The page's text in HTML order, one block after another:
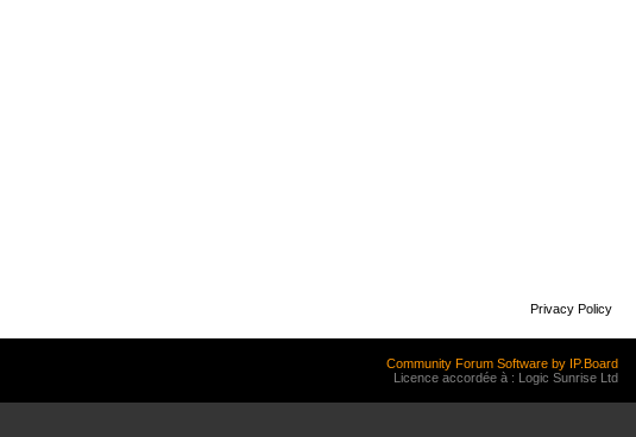
Privacy Policy
Community Forum Software by IP.Board
Licence accordée à : Logic Sunrise Ltd